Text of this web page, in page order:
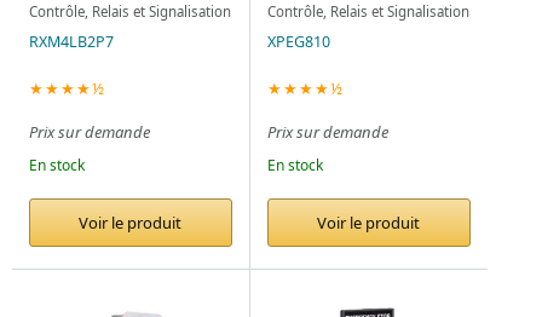
Contrôle, Relais et Signalisation
RXM4LB2P7
★★★★½
Prix sur demande
En stock
Voir le produit
Contrôle, Relais et Signalisation
XPEG810
★★★★½
Prix sur demande
En stock
Voir le produit